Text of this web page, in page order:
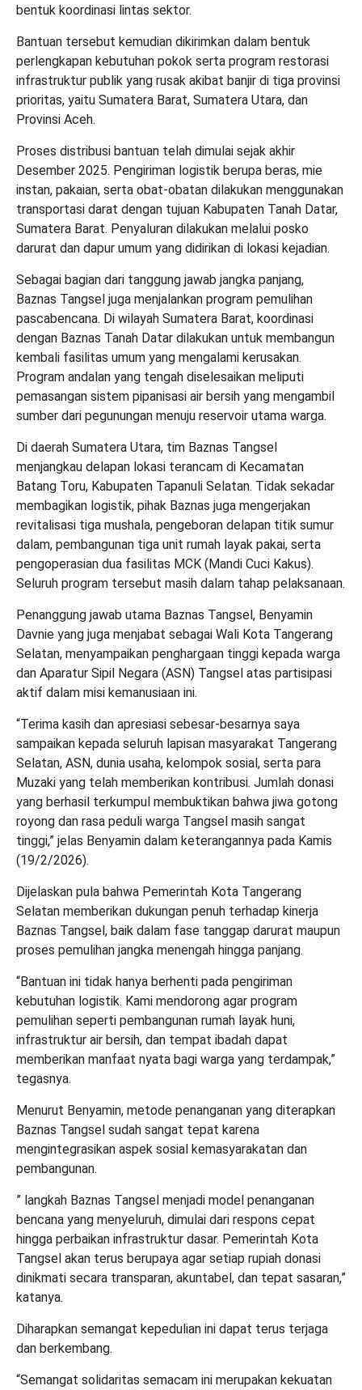
bentuk koordinasi lintas sektor.
Bantuan tersebut kemudian dikirimkan dalam bentuk
perlengkapan kebutuhan pokok serta program restorasi
infrastruktur publik yang rusak akibat banjir di tiga provinsi
prioritas, yaitu Sumatera Barat, Sumatera Utara, dan
Provinsi Aceh.
Proses distribusi bantuan telah dimulai sejak akhir
Desember 2025. Pengiriman logistik berupa beras, mie
instan, pakaian, serta obat-obatan dilakukan menggunakan
transportasi darat dengan tujuan Kabupaten Tanah Datar,
Sumatera Barat. Penyaluran dilakukan melalui posko
darurat dan dapur umum yang didirikan di lokasi kejadian.
Sebagai bagian dari tanggung jawab jangka panjang,
Baznas Tangsel juga menjalankan program pemulihan
pascabencana. Di wilayah Sumatera Barat, koordinasi
dengan Baznas Tanah Datar dilakukan untuk membangun
kembali fasilitas umum yang mengalami kerusakan.
Program andalan yang tengah diselesaikan meliputi
pemasangan sistem pipanisasi air bersih yang mengambil
sumber dari pegunungan menuju reservoir utama warga.
Di daerah Sumatera Utara, tim Baznas Tangsel
menjangkau delapan lokasi terancam di Kecamatan
Batang Toru, Kabupaten Tapanuli Selatan. Tidak sekadar
membagikan logistik, pihak Baznas juga mengerjakan
revitalisasi tiga mushala, pengeboran delapan titik sumur
dalam, pembangunan tiga unit rumah layak pakai, serta
pengoperasian dua fasilitas MCK (Mandi Cuci Kakus).
Seluruh program tersebut masih dalam tahap pelaksanaan.
Penanggung jawab utama Baznas Tangsel, Benyamin
Davnie yang juga menjabat sebagai Wali Kota Tangerang
Selatan, menyampaikan penghargaan tinggi kepada warga
dan Aparatur Sipil Negara (ASN) Tangsel atas partisipasi
aktif dalam misi kemanusiaan ini.
“Terima kasih dan apresiasi sebesar-besarnya saya
sampaikan kepada seluruh lapisan masyarakat Tangerang
Selatan, ASN, dunia usaha, kelompok sosial, serta para
Muzaki yang telah memberikan kontribusi. Jumlah donasi
yang berhasil terkumpul membuktikan bahwa jiwa gotong
royong dan rasa peduli warga Tangsel masih sangat
tinggi,” jelas Benyamin dalam keterangannya pada Kamis
(19/2/2026).
Dijelaskan pula bahwa Pemerintah Kota Tangerang
Selatan memberikan dukungan penuh terhadap kinerja
Baznas Tangsel, baik dalam fase tanggap darurat maupun
proses pemulihan jangka menengah hingga panjang.
“Bantuan ini tidak hanya berhenti pada pengiriman
kebutuhan logistik. Kami mendorong agar program
pemulihan seperti pembangunan rumah layak huni,
infrastruktur air bersih, dan tempat ibadah dapat
memberikan manfaat nyata bagi warga yang terdampak,”
tegasnya.
Menurut Benyamin, metode penanganan yang diterapkan
Baznas Tangsel sudah sangat tepat karena
mengintegrasikan aspek sosial kemasyarakatan dan
pembangunan.
” langkah Baznas Tangsel menjadi model penanganan
bencana yang menyeluruh, dimulai dari respons cepat
hingga perbaikan infrastruktur dasar. Pemerintah Kota
Tangsel akan terus berupaya agar setiap rupiah donasi
dinikmati secara transparan, akuntabel, dan tepat sasaran,”
katanya.
Diharapkan semangat kepedulian ini dapat terus terjaga
dan berkembang.
“Semangat solidaritas semacam ini merupakan kekuatan